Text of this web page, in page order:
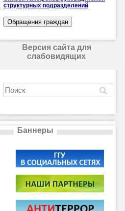
структурных подразделений
Версия сайта для
слабовидящих
Баннеры